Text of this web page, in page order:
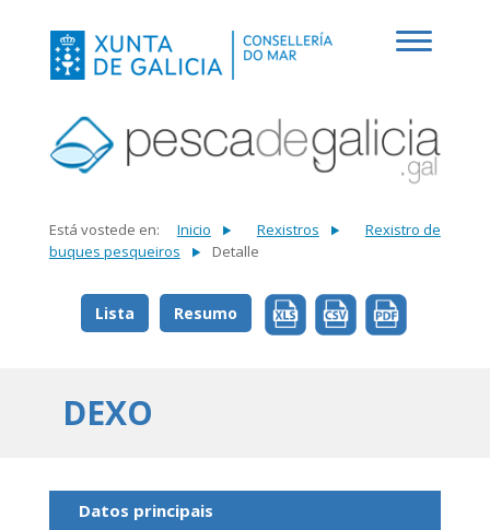
Está vostede en: Inicio Rexistros
Rexistro de
buques pesqueiros
Detalle
Lista Resumo
DEXO
Datos principais